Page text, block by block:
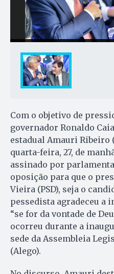
Com o objetivo de
governador Ronaldo
estadual Amauri Ribeiro
quarta-feira, 27, de
assinado por
oposição para que o
Vieira (PSD), seja o
pessedista agradeceu a
“se for da vontade de
ocorreu durante a
sede da Assembleia
(Alego).